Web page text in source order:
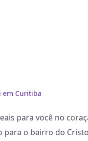
em Curitiba
para você no
o bairro do